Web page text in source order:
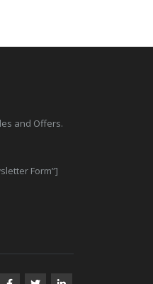
and Offers.
Form”]